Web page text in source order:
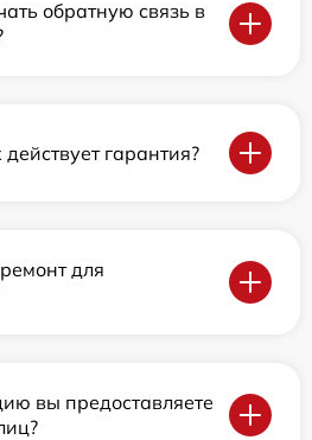
обратную связь в
гарантия?
для
вы предоставляете